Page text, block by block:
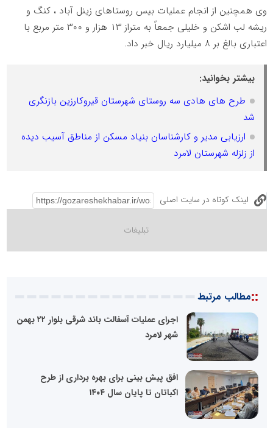
وی همچنین از انجام عملیات بیس روستاهای زینل آباد ، کنگ و
ریشه لب اشکن و خلیلی جمعاً به متراز ۱۳ هزار و ۳۰۰ متر مربع با
اعتباری بالغ بر ۸ میلیارد ریال خبر داد.
بیشتر بخوانید:
طرح های هادی سه روستای شهرستان قیروکارزین بازنگری
شد
ارزیابی مدیر و کارشناسان بنیاد مسکن از مناطق آسیب دیده
از زلزله شهرستان لامرد
لینک کوتاه در سایت اصلی
::مطالب مرتبط
اجرای عملیات آسفالت باند شرقی بلوار ۲۲ بهمن
شهر لامرد
افق پیش بینی برای بهره برداری از طرح
اکباتان تا پایان سال ۱۴۰۴